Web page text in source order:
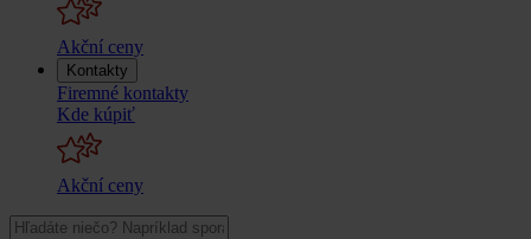
Akční ceny
Kontakty
Firemné kontakty
Kde kúpiť
Akční ceny